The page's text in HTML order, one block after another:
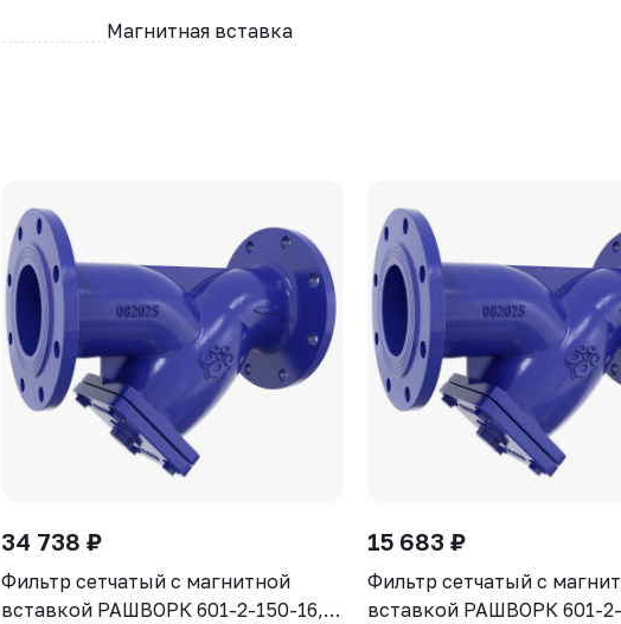
Магнитная вставка
34 738 ₽
Фильтр сетчатый с магнитной
вставкой РАШВОРК 601-2-150-16,
15 683 ₽
Фильтр сетчатый с
вставкой РАШВОРК 601-